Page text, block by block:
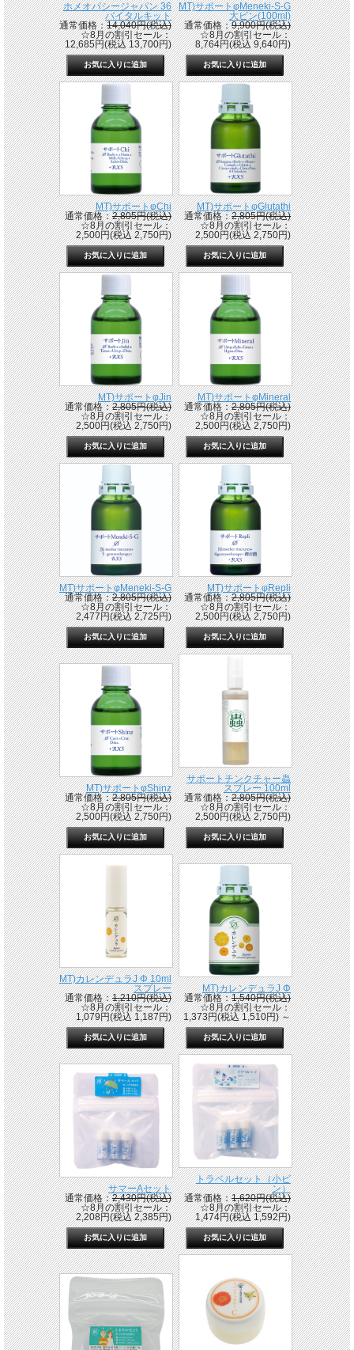
ホメオパシージャパン 36
バイタルキット
通常価格：14,040円(税込)
☆8月の割引セール：
12,685円(税込 13,700円)
MT)サポートφMeneki-S-G
大ビン(100ml)
通常価格：9,900円(税込)
☆8月の割引セール：
8,764円(税込 9,640円)
MT)サポートφChi
通常価格：2,805円(税込)
☆8月の割引セール：
2,500円(税込 2,750円)
MT)サポートφGlutathi
通常価格：2,805円(税込)
☆8月の割引セール：
2,500円(税込 2,750円)
MT)サポートφJin
通常価格：2,805円(税込)
☆8月の割引セール：
2,500円(税込 2,750円)
MT)サポートφMineral
通常価格：2,805円(税込)
☆8月の割引セール：
2,500円(税込 2,750円)
MT)サポートφMeneki-S-G
通常価格：2,805円(税込)
☆8月の割引セール：
2,477円(税込 2,725円)
MT)サポートφRepli
通常価格：2,805円(税込)
☆8月の割引セール：
2,500円(税込 2,750円)
MT)サポートφShinz
通常価格：2,805円(税込)
☆8月の割引セール：
2,500円(税込 2,750円)
サポートチンクチャー蟲
スプレー 100ml
通常価格：2,805円(税込)
☆8月の割引セール：
2,500円(税込 2,750円)
MT)カレンデュラJ Φ 10ml
スプレー
通常価格：1,210円(税込)
☆8月の割引セール：
1,079円(税込 1,187円)
MT)カレンデュラJ Φ
通常価格：1,540円(税込)
☆8月の割引セール：
1,373円(税込 1,510円)～
サマーAセット
通常価格：2,430円(税込)
☆8月の割引セール：
2,208円(税込 2,385円)
トラベルセット（小ビ
ン）
通常価格：1,620円(税込)
☆8月の割引セール：
1,474円(税込 1,592円)